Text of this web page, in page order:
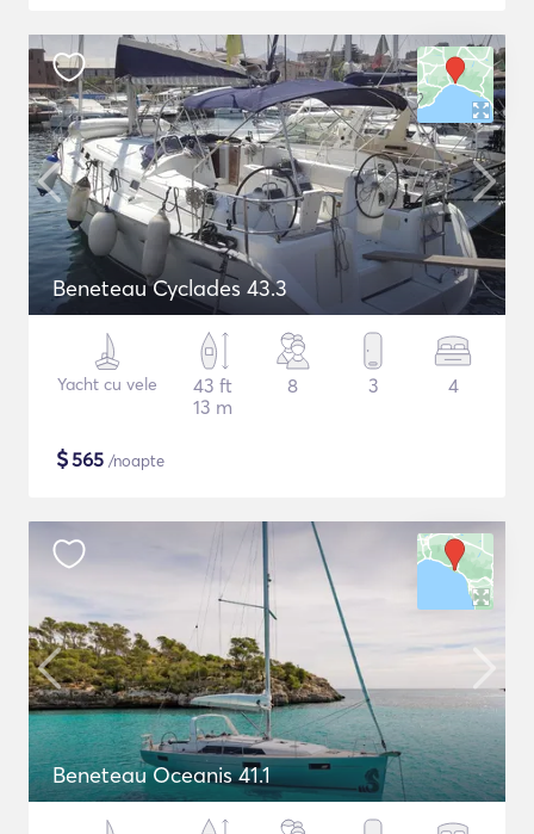
Beneteau Cyclades 43.3
Yacht cu vele
43 ft
13 m
8 3 4
$565 /noapte
Beneteau Oceanis 41.1